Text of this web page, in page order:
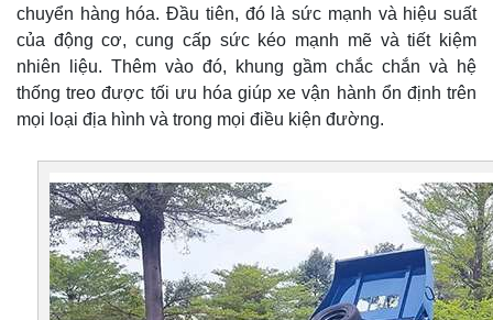
chuyển hàng hóa. Đầu tiên, đó là sức mạnh và hiệu suất
của động cơ, cung cấp sức kéo mạnh mẽ và tiết kiệm
nhiên liệu. Thêm vào đó, khung gầm chắc chắn và hệ
thống treo được tối ưu hóa giúp xe vận hành ổn định trên
mọi loại địa hình và trong mọi điều kiện đường.